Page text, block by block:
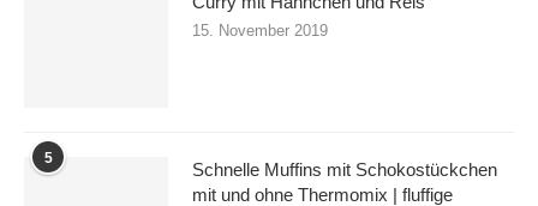
15. November 2019
5
Schnelle Muffins mit Schokostückchen
mit und ohne Thermomix | fluffige